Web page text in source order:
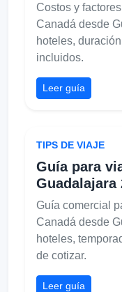
Costos y
Canadá desde
hoteles,
incluidos.
Leer guía
TIPS DE VIAJE
Guía para
Guadalajara
Guía comercial
Canadá desde
hoteles,
de cotizar.
Leer guía